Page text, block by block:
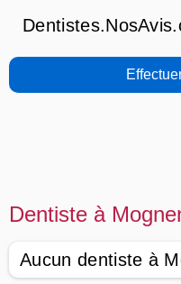
Dentiste à
Aucun dentiste à